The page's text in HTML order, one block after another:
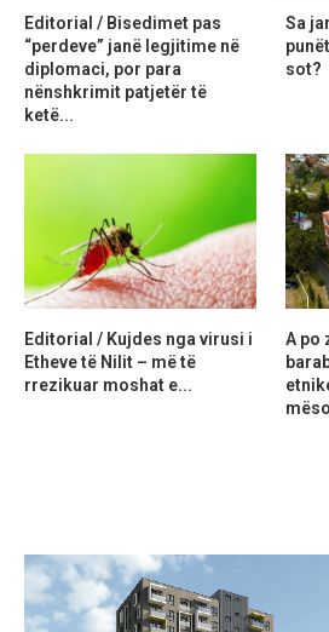
Editorial / Bisedimet pas
“perdeve” janë legjitime në
diplomaci, por para
nënshkrimit patjetër të
ketë...
Sa
sot?
Editorial / Kujdes nga virusi i
Etheve të Nilit – më të
rrezikuar moshat e...
A po